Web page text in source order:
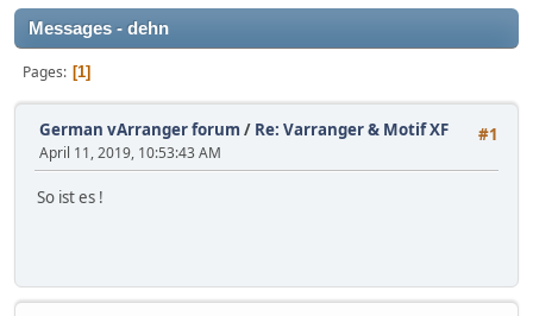
Messages - dehn
Pages 1
#1
German vArranger forum / Re: Varranger & Motif XF
April 11, 2019, 10:53:43 AM
So ist es !